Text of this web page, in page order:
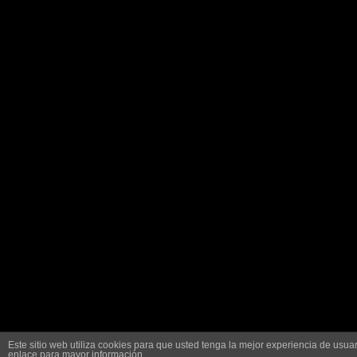
Este sitio web utiliza cookies para que usted tenga la mejor experiencia de
enlace para mayor información.